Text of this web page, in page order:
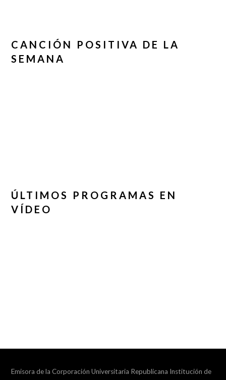
CANCIÓN POSITIVA DE LA
SEMANA
ÚLTIMOS PROGRAMAS EN
VÍDEO
Emisora de la Corporación Universitaria Republicana Institución de